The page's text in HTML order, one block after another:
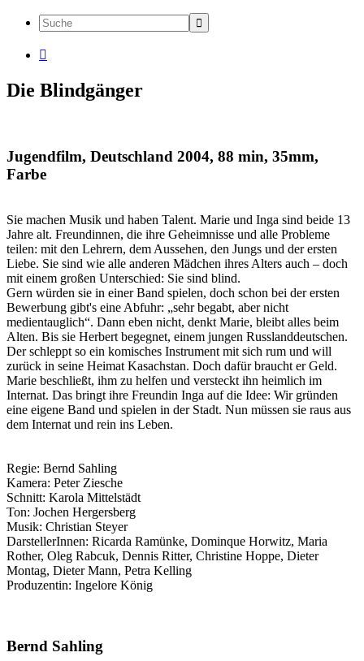

Die Blindgänger
Jugendfilm, Deutschland 2004, 88 min, 35mm,
Farbe
Sie machen Musik und haben Talent. Marie und Inga sind beide 13
Jahre alt. Freundinnen, die ihre Geheimnisse und alle Probleme
teilen: mit den Lehrern, dem Aussehen, den Jungs und der ersten
Liebe. Sie sind wie alle anderen Mädchen ihres Alters auch – doch
mit einem großen Unterschied: Sie sind blind.
Gern würden sie in einer Band spielen, doch schon bei der ersten
Bewerbung gibt's eine Abfuhr: „sehr begabt, aber nicht
medientauglich“. Dann eben nicht, denkt Marie, bleibt alles beim
Alten. Bis sie Herbert begegnet, einem jungen Russlanddeutschen.
Der schleppt so ein komisches Instrument mit sich rum und will
zurück in seine Heimat Kasachstan. Doch dafür braucht er Geld.
Marie beschließt, ihm zu helfen und versteckt ihn heimlich im
Internat. Das bringt ihre Freundin Inga auf die Idee: Wir gründen
eine eigene Band und spielen in der Stadt. Nun müssen sie raus aus
dem Internat und rein ins Leben.
Regie: Bernd Sahling
Kamera: Peter Ziesche
Schnitt: Karola Mittelstädt
Ton: Jochen Hergersberg
Musik: Christian Steyer
DarstellerInnen: Ricarda Ramünke, Dominque Horwitz, Maria
Rother, Oleg Rabcuk, Dennis Ritter, Christine Hoppe, Dieter
Montag, Dieter Mann, Petra Kelling
Produzentin: Ingelore König
Bernd Sahling